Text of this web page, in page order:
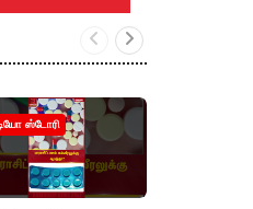
ஸ்டோரி